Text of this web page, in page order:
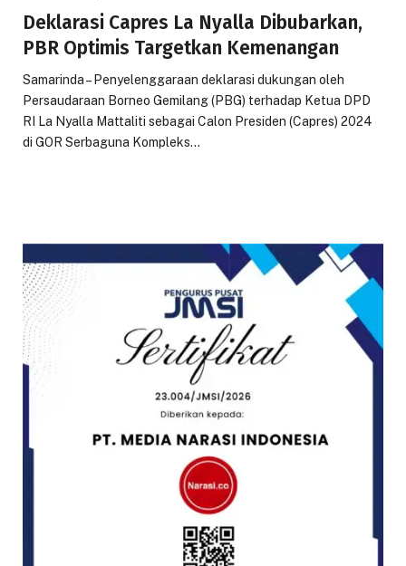
Deklarasi Capres La Nyalla Dibubarkan,
PBR Optimis Targetkan Kemenangan
Samarinda – Penyelenggaraan deklarasi dukungan oleh
Persaudaraan Borneo Gemilang (PBG) terhadap Ketua DPD
RI La Nyalla Mattaliti sebagai Calon Presiden (Capres) 2024
di GOR Serbaguna Kompleks…